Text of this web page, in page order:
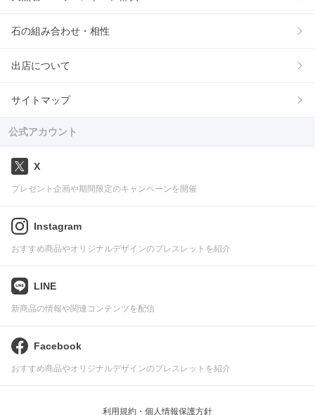
石の組み合わせ・相性
出店について
サイトマップ
公式アカウント
X
プレゼント企画や期間限定のキャンペーンを開催
Instagram
おすすめ商品やオリジナルデザインのブレスレットを紹介
LINE
新商品の情報や関連コンテンツを配信
Facebook
おすすめ商品やオリジナルデザインのブレスレットを紹介
利用規約・個人情報保護方針